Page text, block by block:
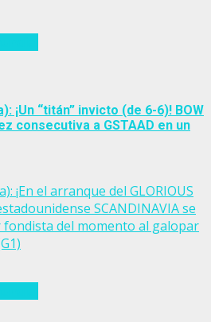
¡Un “titán” invicto (de 6-6)! BOW
consecutiva a GSTAAD en un
¡En el arranque del GLORIOUS
SCANDINAVIA se
del momento al galopar